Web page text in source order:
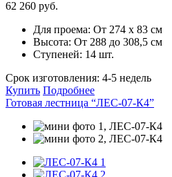
62 260 руб.
Для проема: От 274 х 83 см
Высота: От 288 до 308,5 см
Ступеней: 14 шт.
Срок изготовления: 4-5 недель
Купить Подробнее
Готовая лестница “ЛЕС-07-К4”